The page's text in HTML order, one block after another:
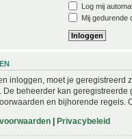
Log mij
Mij gedurende
inloggen, moet je geregistreerd
De beheerder kan
en bijhorende regels.
| Privacybeleid